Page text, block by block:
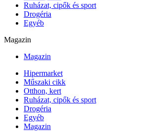
Ruházat, cipők és sport
Drogéria
Egyéb
Magazin
Magazin
Hipermarket
Műszaki cikk
Otthon, kert
Ruházat, cipők és sport
Drogéria
Egyéb
Magazin